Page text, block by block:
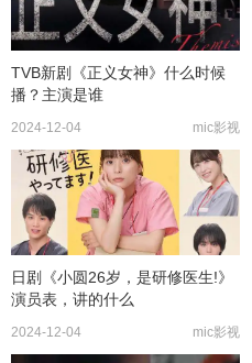
TVB新剧《正义女神》什么时候
播？主演是谁
2024-12-04 mic影视
日剧《小圆26岁，是研修医生!》
演员表，讲的什么
2024-12-04 mic影视